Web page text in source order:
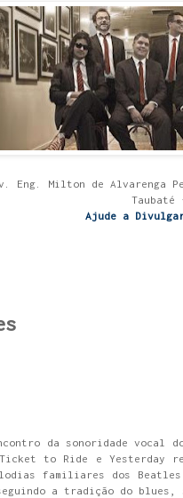
Eng. Milton de Alvarenga
Taubaté
Ajude a
da sonoridade vocal
to Ride e Yesterday
familiares dos
a tradição do blues,